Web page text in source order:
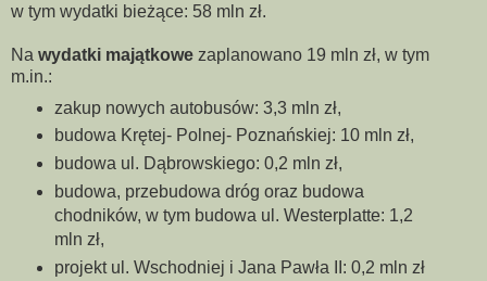
w tym wydatki bieżące: 58 mln zł.
Na wydatki majątkowe zaplanowano 19 mln zł, w tym
m.in.:
zakup nowych autobusów: 3,3 mln zł,
budowa Krętej- Polnej- Poznańskiej: 10 mln zł,
budowa ul. Dąbrowskiego: 0,2 mln zł,
budowa, przebudowa dróg oraz budowa
chodników, w tym budowa ul. Westerplatte: 1,2
mln zł,
projekt ul. Wschodniej i Jana Pawła II: 0,2 mln zł